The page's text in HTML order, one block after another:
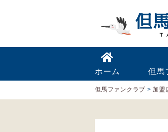
ホーム 但馬
但馬ファンクラブ >加盟